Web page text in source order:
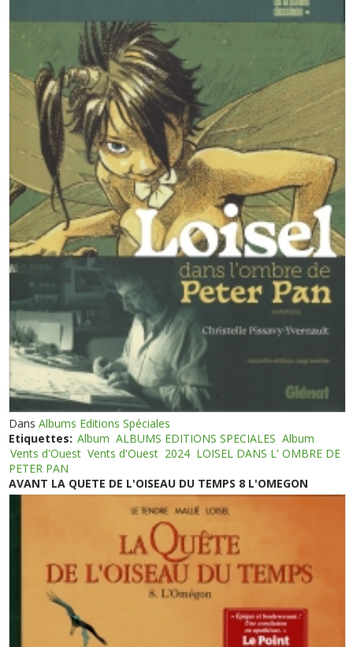
DansAlbums Editions Spéciales
Etiquettes: Album ALBUMS EDITIONS SPECIALES Album
Vents d'Ouest Vents d'Ouest 2024 LOISEL DANS L' OMBRE DE
PETER PAN
AVANT LA QUETE DE L'OISEAU DU TEMPS 8 L'OMEGON